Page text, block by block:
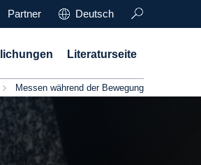
Partner Deutsch
Literaturseite
Messen während der Bewegung